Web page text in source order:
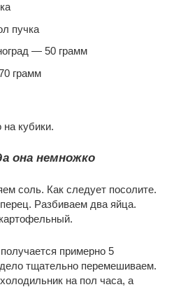
пучка
— 50 грамм
грамм
кубики.
она немножко
соль. Как следует посолите.
Разбиваем два яйца.
примерно 5
тщательно перемешиваем.
на пол часа, а